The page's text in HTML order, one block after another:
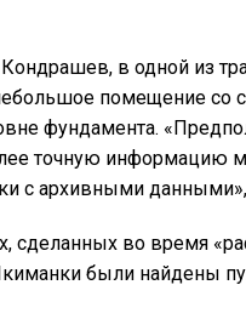
в одной из
помещение со
фундамента.
точную информацию
с архивными
сделанных во время
были найдены